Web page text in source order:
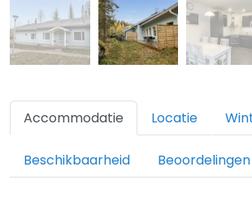
Accommodatie Locatie
Beschikbaarheid Beoordelingen